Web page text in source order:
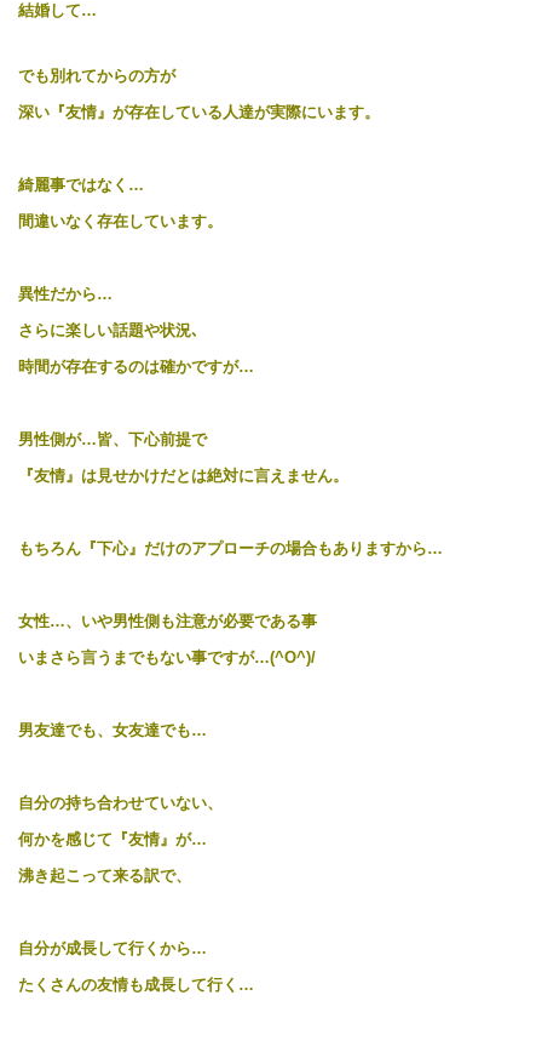
結婚して…
でも別れてからの方が
深い『友情』が存在している人達が実際にいます。
綺麗事ではなく…
間違いなく存在しています。
異性だから…
さらに楽しい話題や状況､
時間が存在するのは確かですが…
男性側が…皆、下心前提で
『友情』は見せかけだとは絶対に言えません。
もちろん『下心』だけのアプローチの場合もありますから…
女性…、いや男性側も注意が必要である事
いまさら言うまでもない事ですが…(^O^)/
男友達でも、女友達でも…
自分の持ち合わせていない、
何かを感じて『友情』が…
沸き起こって来る訳で、
自分が成長して行くから…
たくさんの友情も成長して行く…